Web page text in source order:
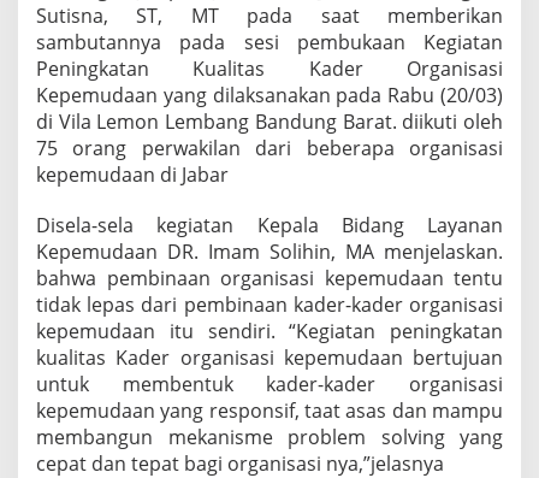
Sutisna, ST, MT pada saat memberikan
sambutannya pada sesi pembukaan Kegiatan
Peningkatan Kualitas Kader Organisasi
Kepemudaan yang dilaksanakan pada Rabu (20/03)
di Vila Lemon Lembang Bandung Barat. diikuti oleh
75 orang perwakilan dari beberapa organisasi
kepemudaan di Jabar
Disela-sela kegiatan Kepala Bidang Layanan
Kepemudaan DR. Imam Solihin, MA menjelaskan.
bahwa pembinaan organisasi kepemudaan tentu
tidak lepas dari pembinaan kader-kader organisasi
kepemudaan itu sendiri. “Kegiatan peningkatan
kualitas Kader organisasi kepemudaan bertujuan
untuk membentuk kader-kader organisasi
kepemudaan yang responsif, taat asas dan mampu
membangun mekanisme problem solving yang
cepat dan tepat bagi organisasi nya,”jelasnya